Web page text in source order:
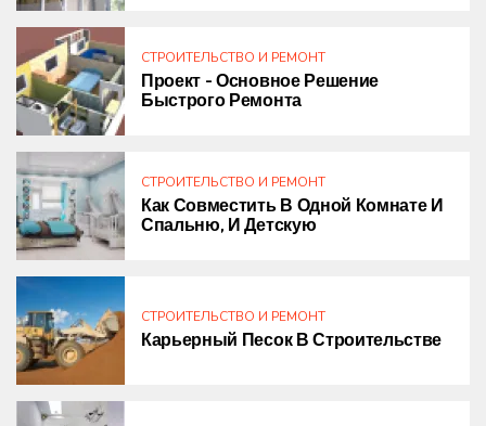
СТРОИТЕЛЬСТВО И РЕМОНТ
Проект – Основное Решение
Быстрого Ремонта
СТРОИТЕЛЬСТВО И РЕМОНТ
Как Совместить В Одной Комнате И
Спальню, И Детскую
СТРОИТЕЛЬСТВО И РЕМОНТ
Карьерный Песок В Строительстве